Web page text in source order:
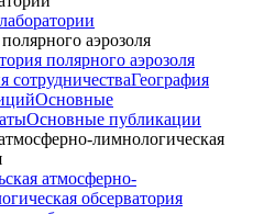
аэрозоля
полярного аэрозоля
сотрудничестваГеография
Основные
Основные публикации
лимнологическая
атмосферно-
обсерватория